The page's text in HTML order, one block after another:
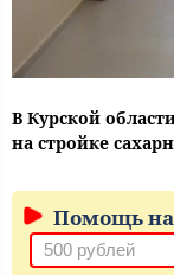
В Курской
на стройке
Помощь